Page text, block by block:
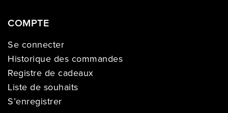
COMPTE
Se connecter
Historique des commandes
Registre de cadeaux
Liste de souhaits
S’enregistrer